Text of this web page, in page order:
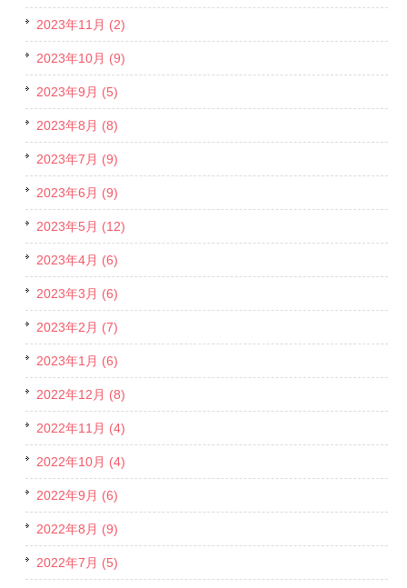
2023年11月 (2)
2023年10月 (9)
2023年9月 (5)
2023年8月 (8)
2023年7月 (9)
2023年6月 (9)
2023年5月 (12)
2023年4月 (6)
2023年3月 (6)
2023年2月 (7)
2023年1月 (6)
2022年12月 (8)
2022年11月 (4)
2022年10月 (4)
2022年9月 (6)
2022年8月 (9)
2022年7月 (5)